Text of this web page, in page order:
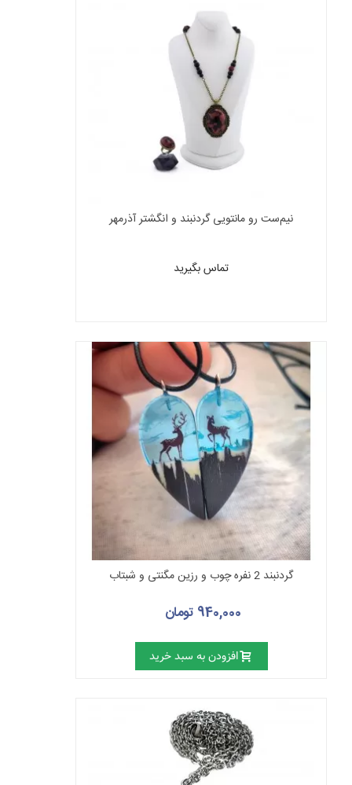
نیم‌ست رو مانتویی گردنبند و انگشتر آذرمهر
تماس بگیرید
گردنبند 2 نفره چوب و رزین مگنتی و شبتاب
940,000 تومان
افزودن به سبد خرید